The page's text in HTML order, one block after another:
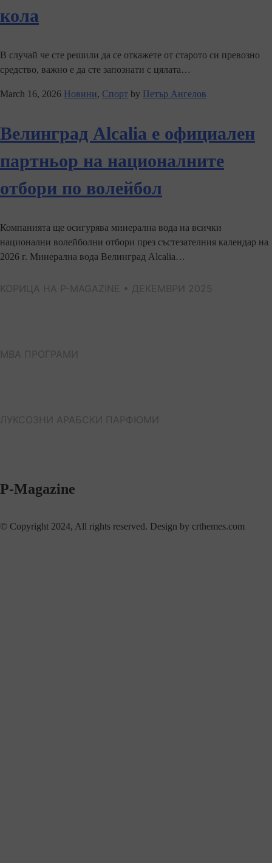
кола
В случай че сте решили да се откажете от старото си превозно
средство, важно е да сте запознати с цялата…
March 16, 2026 Новини, Спорт by Петър Ангелов
Велинград Alcalia е официален
партньор на националните
отбори по волейбол
Компанията ще осигурява минерална вода на всички
национални волейболни отбори през състезателния календар на
2026 г. Минерална вода Велинград Alcalia…
КОРИЦА НА P-MAGAZINE • ДЕКЕМВРИ 2025
МВА ПРОГРАМИ
ЛУКСОЗНИ АРАБСКИ ПАРФЮМИ
P-Magazine
© Copyright 2024, All rights reserved. Design by crthemes.com